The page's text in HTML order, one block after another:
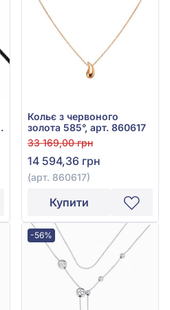
Кольє з червоного
золота 585°, арт. 860617
33 169,00 грн
14 594,36 грн
(арт. 860617)
Купити
-56%